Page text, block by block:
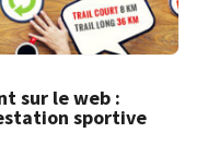
sur le web :
sportive